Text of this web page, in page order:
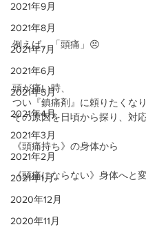
2021年9月
2021年8月
2021年7月
2021年6月
2021年5月
2021年4月
2021年3月
2021年2月
2021年1月
2020年12月
2020年11月
例えば、「頭痛」😣
頭が痛い時、
つい『鎮痛剤』に頼りたくなり
その原因を日頃から探り、対
《頭痛持ち》の身体から
《頭痛にならない》身体へと